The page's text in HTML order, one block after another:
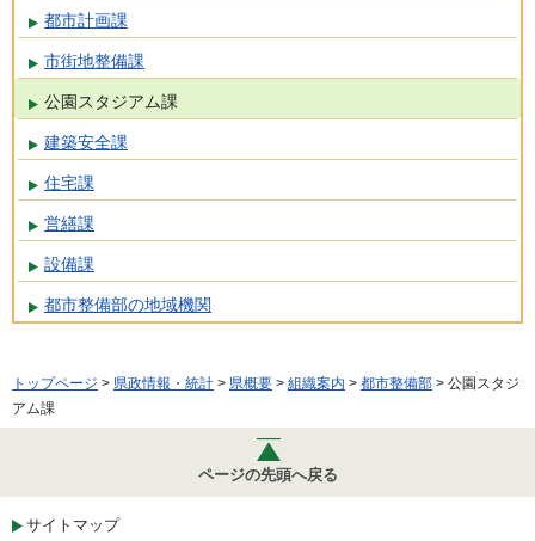
都市計画課
市街地整備課
公園スタジアム課
建築安全課
住宅課
営繕課
設備課
都市整備部の地域機関
トップページ > 県政情報・統計 > 県概要 > 組織案内 > 都市整備部 > 公園スタジ
アム課
ページの先頭へ戻る
サイトマップ